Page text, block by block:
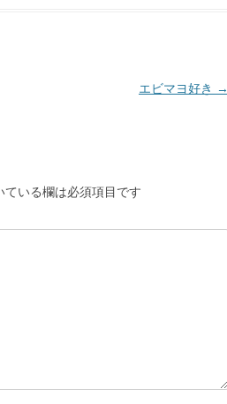
エビマヨ好き →
ている欄は必須項目です